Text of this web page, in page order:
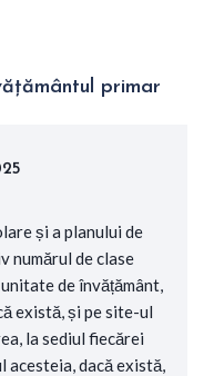
primar
și a planului de
numărul de clase
de învățământ,
există, și pe site-ul
la sediul fiecărei
acesteia, dacă există,